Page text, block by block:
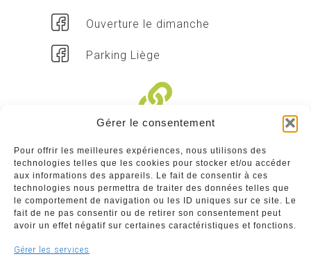
Gérer le consentement
Pour offrir les meilleures expériences, nous utilisons des
technologies telles que les cookies pour stocker et/ou accéder
aux informations des appareils. Le fait de consentir à ces
technologies nous permettra de traiter des données telles que
le comportement de navigation ou les ID uniques sur ce site. Le
fait de ne pas consentir ou de retirer son consentement peut
avoir un effet négatif sur certaines caractéristiques et fonctions.
Gérer les services
Ouverture le dimanche
Parking Liège
Commerçants
Annuaire des commerçants : insérez gratuitement
votre activité dans notre annuaire sur notre site ci-
dessous